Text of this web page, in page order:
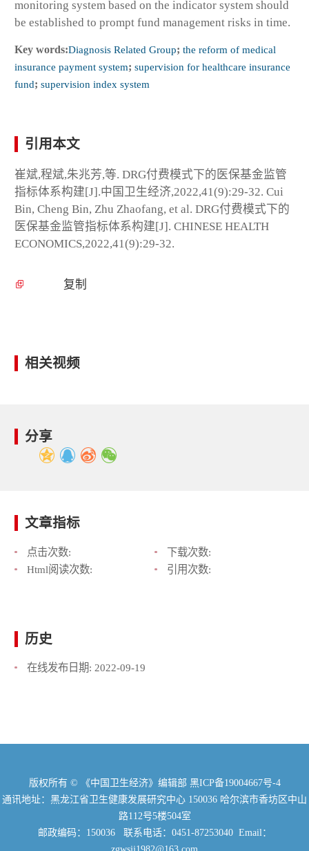
monitoring system based on the indicator system should
be established to prompt fund management risks in time.
Key words:Diagnosis Related Group; the reform of medical
insurance payment system; supervision for healthcare insurance
fund; supervision index system
引用本文
崔斌,程斌,朱兆芳,等. DRG付费模式下的医保基金监管
指标体系构建[J].中国卫生经济,2022,41(9):29-32. Cui
Bin, Cheng Bin, Zhu Zhaofang, et al. DRG付费模式下的
医保基金监管指标体系构建[J]. CHINESE HEALTH
ECONOMICS,2022,41(9):29-32.
复制
相关视频
分享
文章指标
点击次数:
下载次数:
Html阅读次数:
引用次数:
历史
在线发布日期: 2022-09-19
版权所有 © 《中国卫生经济》编辑部 黑ICP备19004667号-4
通讯地址：黑龙江省卫生健康发展研究中心 150036 哈尔滨市香坊区中山
路112号5楼504室
邮政编码：150036 联系电话：0451-87253040 Email：